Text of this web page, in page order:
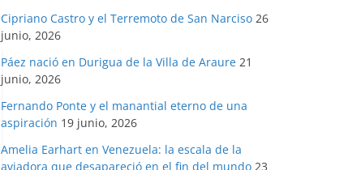
Cipriano Castro y el Terremoto de San Narciso 26
junio, 2026
Páez nació en Durigua de la Villa de Araure 21
junio, 2026
Fernando Ponte y el manantial eterno de una
aspiración 19 junio, 2026
Amelia Earhart en Venezuela: la escala de la
aviadora que desapareció en el fin del mundo 23